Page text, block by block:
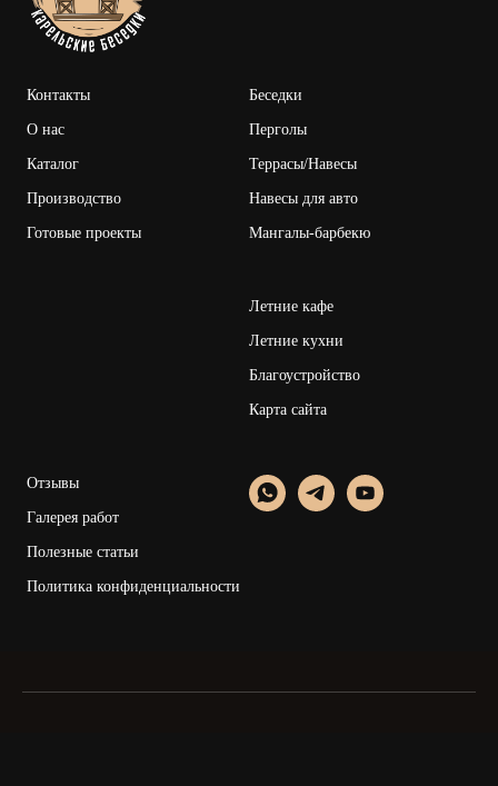
Контакты
О нас
Каталог
Производство
Готовые проекты
Беседки
Перголы
Террасы/Навесы
Навесы для авто
Мангалы-барбекю
Летние кафе
Летние кухни
Благоустройство
Карта сайта
Отзывы
Галерея работ
Полезные статьи
Политика конфиденциальности